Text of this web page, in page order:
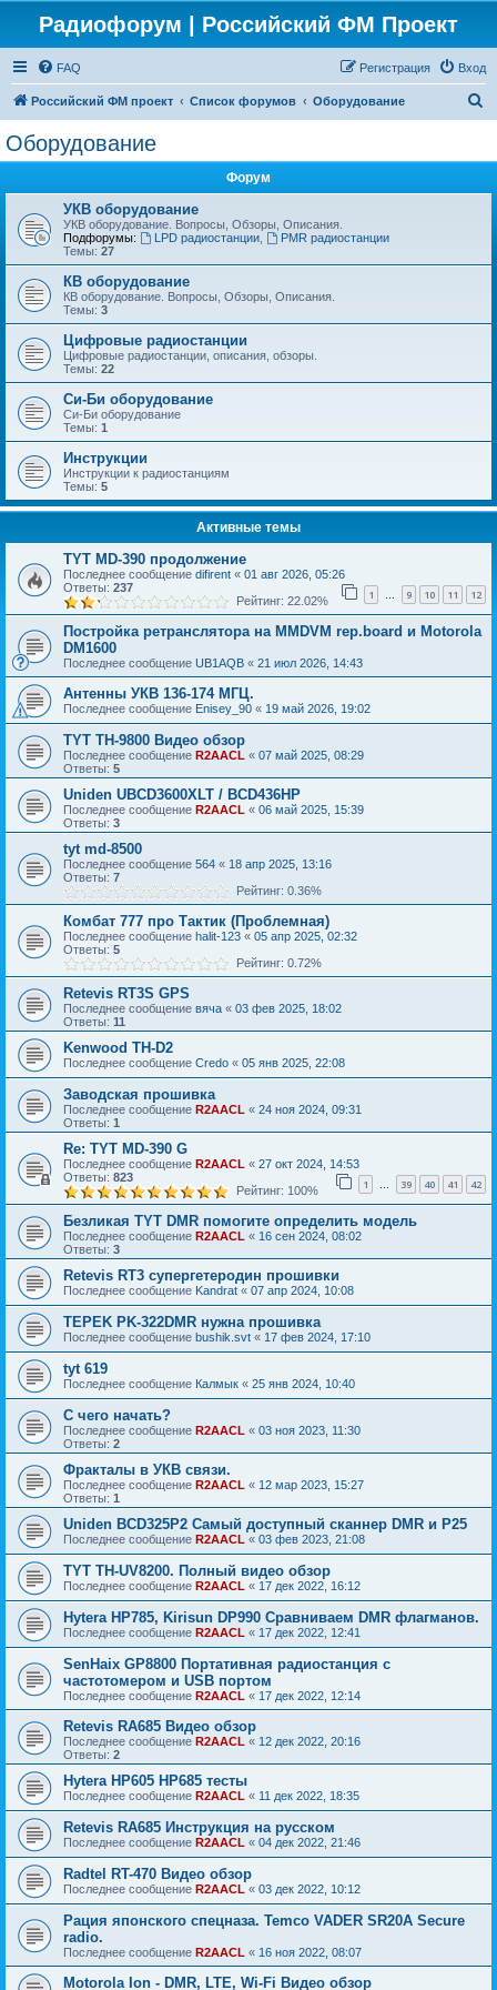
Радиофорум | Российский ФМ Проект
FAQ Вход
Регистрация
Российский ФМ проект Список форумов Оборудование
Оборудование
Форум
УКВ оборудование
УКВ оборудование. Вопросы, Обзоры, Описания.
Подфорумы:
LPD радиостанции,
PMR радиостанции
Темы: 27
КВ оборудование
КВ оборудование. Вопросы, Обзоры, Описания.
Темы: 3
Цифровые радиостанции
Цифровые радиостанции, описания, обзоры.
Темы: 22
Си-Би оборудование
Си-Би оборудование
Темы: 1
Инструкции
Инструкции к радиостанциям
Темы: 5
Активные темы
TYT MD-390 продолжение
Последнее сообщение difirent « 01 авг 2026, 05:26
Ответы: 237 1 … 9 10 11 12
Рейтинг: 22.02%
Постройка ретранслятора на MMDVM rep.board и Motorola
DM1600
Последнее сообщение UB1AQB « 21 июл 2026, 14:43
Антенны УКВ 136-174 МГЦ.
Последнее сообщение Enisey_90 « 19 май 2026, 19:02
TYT TH-9800 Видео обзор
Последнее сообщение R2AACL « 07 май 2025, 08:29
Ответы: 5
Uniden UBCD3600XLT / BCD436HP
Последнее сообщение R2AACL « 06 май 2025, 15:39
Ответы: 3
tyt md-8500
Последнее сообщение 564 « 18 апр 2025, 13:16
Ответы: 7
Рейтинг: 0.36%
Комбат 777 про Тактик (Проблемная)
Последнее сообщение halit-123 « 05 апр 2025, 02:32
Ответы: 5
Рейтинг: 0.72%
Retevis RT3S GPS
Последнее сообщение вяча « 03 фев 2025, 18:02
Ответы: 11
Kenwood TH-D2
Последнее сообщение Credo « 05 янв 2025, 22:08
Заводская прошивка
Последнее сообщение R2AACL « 24 ноя 2024, 09:31
Ответы: 1
Re: TYT MD-390 G
Последнее сообщение R2AACL « 27 окт 2024, 14:53
Ответы: 823 1 … 39 40 41 42
Рейтинг: 100%
Безликая TYT DMR помогите определить модель
Последнее сообщение R2AACL « 16 сен 2024, 08:02
Ответы: 3
Retevis RT3 супергетеродин прошивки
Последнее сообщение Kandrat « 07 апр 2024, 10:08
TEPEK PK-322DMR нужна прошивка
Последнее сообщение bushik.svt « 17 фев 2024, 17:10
tyt 619
Последнее сообщение Калмык « 25 янв 2024, 10:40
С чего начать?
Последнее сообщение R2AACL « 03 ноя 2023, 11:30
Ответы: 2
Фракталы в УКВ связи.
Последнее сообщение R2AACL « 12 мар 2023, 15:27
Ответы: 1
Uniden BCD325P2 Самый доступный сканнер DMR и P25
Последнее сообщение R2AACL « 03 фев 2023, 21:08
TYT TH-UV8200. Полный видео обзор
Последнее сообщение R2AACL « 17 дек 2022, 16:12
Hytera HP785, Kirisun DP990 Сравниваем DMR флагманов.
Последнее сообщение R2AACL « 17 дек 2022, 12:41
SenHaix GP8800 Портативная радиостанция с
частотомером и USB портом
Последнее сообщение R2AACL « 17 дек 2022, 12:14
Retevis RA685 Видео обзор
Последнее сообщение R2AACL « 12 дек 2022, 20:16
Ответы: 2
Hytera HP605 HP685 тесты
Последнее сообщение R2AACL « 11 дек 2022, 18:35
Retevis RA685 Инструкция на русском
Последнее сообщение R2AACL « 04 дек 2022, 21:46
Radtel RT-470 Видео обзор
Последнее сообщение R2AACL « 03 дек 2022, 10:12
Рация японского спецназа. Temco VADER SR20A Secure
radio.
Последнее сообщение R2AACL « 16 ноя 2022, 08:07
Motorola Ion - DMR, LTE, Wi-Fi Видео обзор